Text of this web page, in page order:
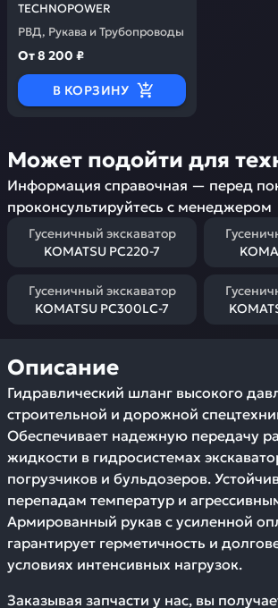
TECHNOPOWER
РВД, Рукава и Трубопроводы
От8 200 ₽
В КОРЗИНУ
Может подойти для
Информация справочная — перед
проконсультируйтесь с менеджером
Гусеничный экскаватор
KOMATSU PC220-7
Гусеничный экскаватор
KOMATSU PC300LC-7
Описание
Гидравлический шланг высокого
строительной и дорожной
Обеспечивает надежную передачу
жидкости в гидросистемах
погрузчиков и бульдозеров.
перепадам температур и
Армированный рукав с усиленной
гарантирует герметичность и
условиях интенсивных нагрузок.
Заказывая запчасти у нас, вы